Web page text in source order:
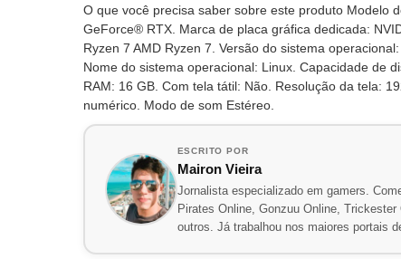
O que você precisa saber sobre este produto Modelo
GeForce® RTX. Marca de placa gráfica dedicada:
Ryzen 7 AMD Ryzen 7. Versão do sistema
Nome do sistema operacional: Linux. Capacidade de
RAM: 16 GB. Com tela tátil: Não. Resolução da tela:
numérico. Modo de som Estéreo.
ESCRITO POR
Mairon Vieira
Jornalista especializado em gamers.
Pirates Online, Gonzuu Online,
outros. Já trabalhou nos maiores portais